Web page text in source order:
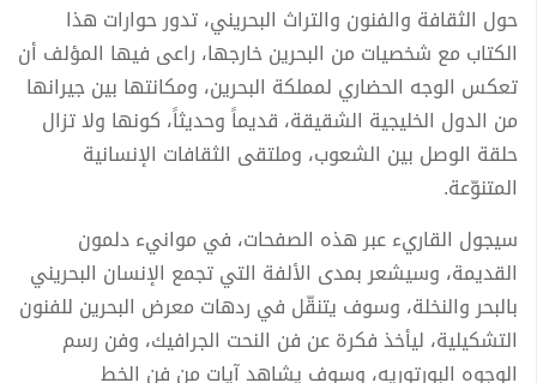
حول الثقافة والفنون والتراث البحريني، تدور حوارات هذا
الكتاب مع شخصيات من البحرين خارجها، راعى فيها المؤلف أن
تعكس الوجه الحضاري لمملكة البحرين، ومكانتها بين جيرانها
من الدول الخليجية الشقيقة، قديماً وحديثاً، كونها ولا تزال
حلقة الوصل بين الشعوب، وملتقى الثقافات الإنسانية
المتنوّعة.
سيجول القاريء عبر هذه الصفحات، في موانيء دلمون
القديمة، وسيشعر بمدى الألفة التي تجمع الإنسان البحريني
بالبحر والنخلة، وسوف يتنقّل في ردهات معرض البحرين للفنون
التشكيلية، ليأخذ فكرة عن فن النحت الجرافيك، وفن رسم
الوجوه البورتوريه، وسوف يشاهد آيات من فن الخط